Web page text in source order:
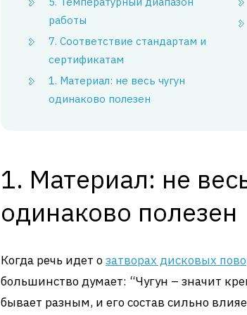
работы
7. Соответствие стандартам и
сертификатам
1. Материал: не весь чугун
одинаково полезен
1. Материал: не
одинаково полезен
Когда речь идет озатворах дисковых
большинство думает: “Чугун – значит
бывает разным, и его состав сильно